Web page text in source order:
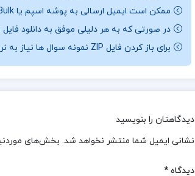
ممکن است ایمیل ارسالی به پوشه اسپم یا Bulk ایمیل شما ارسال شده باشد.
در صورتی که به هر دلیلی موفق به دانلود
برای باز کردن فایل ZIP نمونه سوال ها نیاز به نرم افزار Winrar دارید.
دیدگاهتان را بنویسید
نشانی ایمیل شما منتشر نخواهد شد. بخش‌های
دیدگاه *